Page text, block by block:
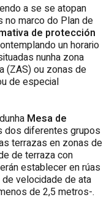
a se se atopan
marco do Plan de
de protección
un horario
nunha zona
(ZAS) ou zonas de
de especial
Mesa de
dos diferentes grupos
terrazas en zonas de
de terraza con
establecer en rúas
velocidade de ata
de 2,5 metros-.